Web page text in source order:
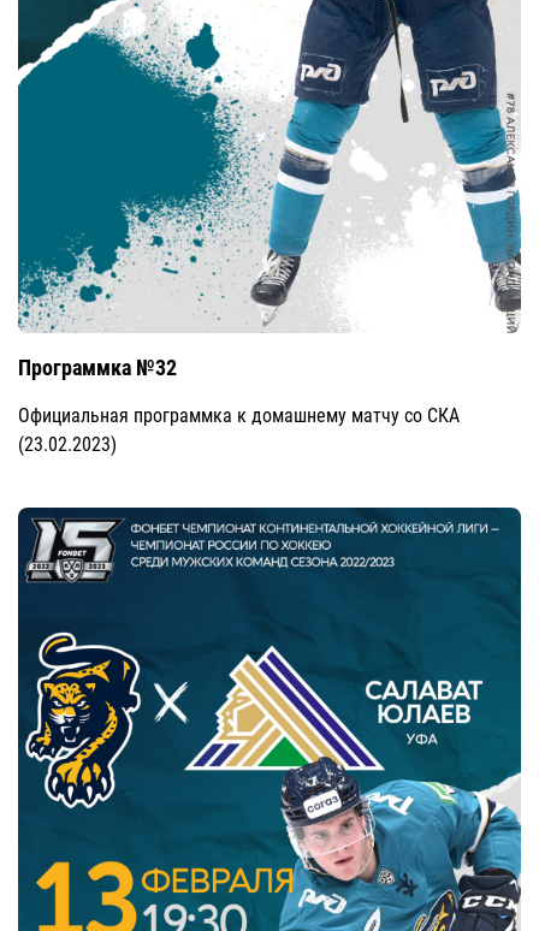
Программка №32
Официальная программка к домашнему матчу со СКА
(23.02.2023)